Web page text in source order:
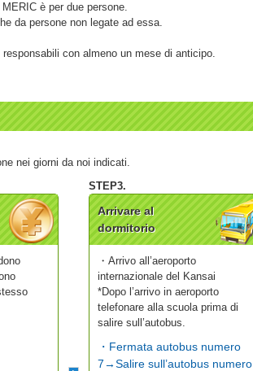
è per due persone.
da persone non legate ad essa.
con almeno un mese di anticipo.
nei giorni da noi indicati.
Arrivare al
dormitorio
・Arrivo all’aeroporto
internazionale del Kansai
*Dopo l’arrivo in aeroporto
telefonare alla scuola prima di
salire sull’autobus.
・Fermata autobus numero
7→Salire sull’autobus numero